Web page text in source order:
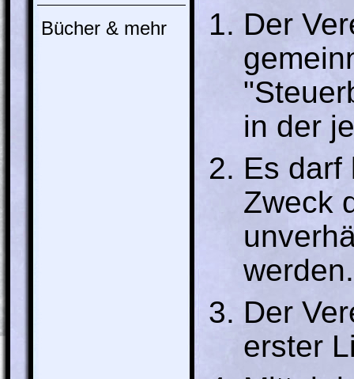
Bücher & mehr
Der
in der
Es darf
Zweck
werden.
Der
erster